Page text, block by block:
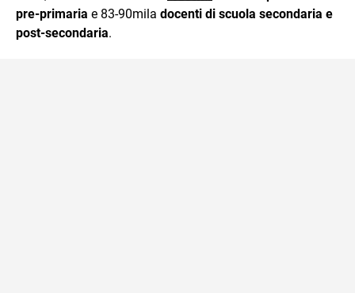
pre-primaria e 83-90mila docenti di scuola secondaria e
post-secondaria.